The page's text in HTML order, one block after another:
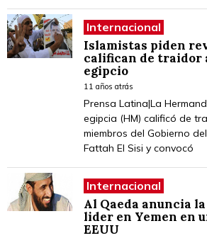
Internacional
Islamistas piden
califican de traidor
egipcio
11 años atrás
Prensa Latina|La
egipcia (HM) calificó de
miembros del Gobierno
Fattah El Sisi y convocó
Internacional
Al Qaeda anuncia
lider en Yemen en
EEUU